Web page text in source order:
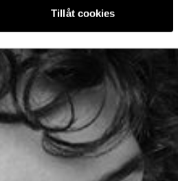
Tillåt cookies